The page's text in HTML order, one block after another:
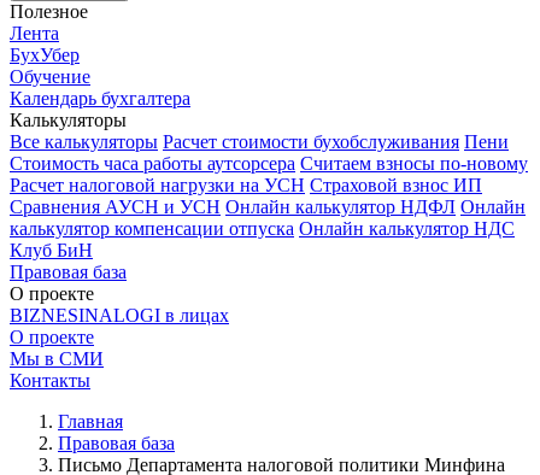
Полезное
Лента
БухУбер
Обучение
Календарь бухгалтера
Калькуляторы
Все калькуляторы Расчет стоимости бухобслуживания Пени
Стоимость часа работы аутсорсера Считаем взносы по-новому
Расчет налоговой нагрузки на УСН Страховой взнос ИП
Сравнения АУСН и УСН Онлайн калькулятор НДФЛ Онлайн
калькулятор компенсации отпуска Онлайн калькулятор НДС
Клуб БиН
Правовая база
О проекте
BIZNESINALOGI в лицах
О проекте
Мы в СМИ
Контакты
Главная
Правовая база
Письмо Департамента налоговой политики Минфина